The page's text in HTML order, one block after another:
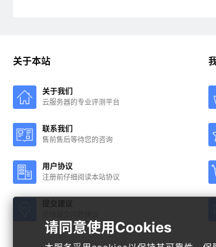
关于本站
关于我们
云服务器的专业评测平台
联系我们
售前售后等待您的咨询
用户协议
注册前仔细阅读本站协议
提交建议
请同意使用Cookies